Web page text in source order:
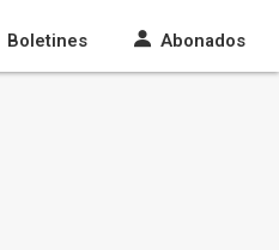
Boletines Abonados